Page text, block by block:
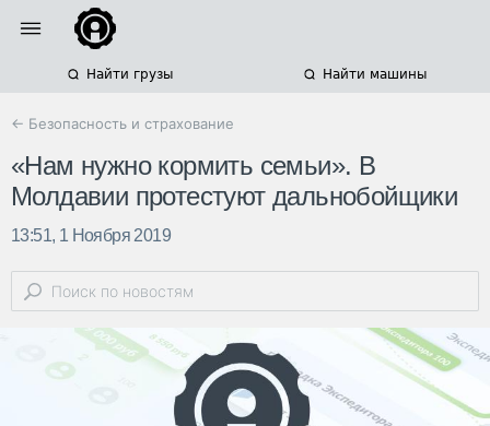
Найти грузы Найти машины
← Безопасность и страхование
«Нам нужно кормить семьи». В
Молдавии протестуют дальнобойщики
13:51, 1 Ноября 2019